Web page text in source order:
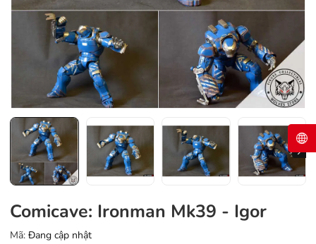
Comicave: Ironman Mk39 - Igor
Mã: Đang cập nhật